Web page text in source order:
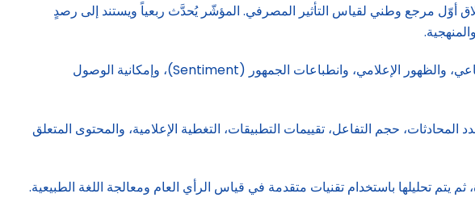
360»:»يسعدنا الشراكة مع جمعية البنوك لإطلاق أوّل مرجع وطني لقياس التأثير المصرفي. المؤشّر يُحدَّث ربعياً ويستند إلى رصدٍ
ويرتكز المؤشر على أربعة محاور رئيسية تمثل الأبعاد الأهم لحضور البنوك وهي الحضور على وسائل التواصل الاجتماعي، والظهور الإعلامي، وانطباعات الجمهور (Sentiment)، وإمكانية الوصول
من 20 مؤشراً فرعياً ضمن هذه المحاور، مثل عدد المحادثات، حجم التفاعل، تقييمات التطبيقات، التغطية الإعلامية، والمحتوى المتعلق
يتم تحليلها باستخدام تقنيات متقدمة في قياس الرأي العام ومعالجة اللغة الطبيعية.